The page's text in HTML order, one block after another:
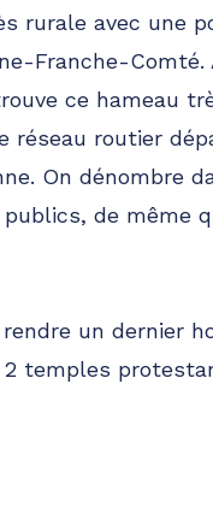
rurale avec une
Franche-
ce hameau
réseau routier
On dénombre
de même
un dernier
temples